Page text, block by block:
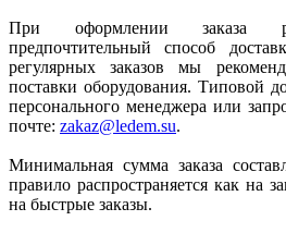
При оформлении заказа
предпочтительный способ
регулярных заказов мы
поставки оборудования. Типовой
персонального менеджера или
почте: zakaz@ledem.su.
Минимальная сумма заказа
правило распространяется как на
на быстрые заказы.